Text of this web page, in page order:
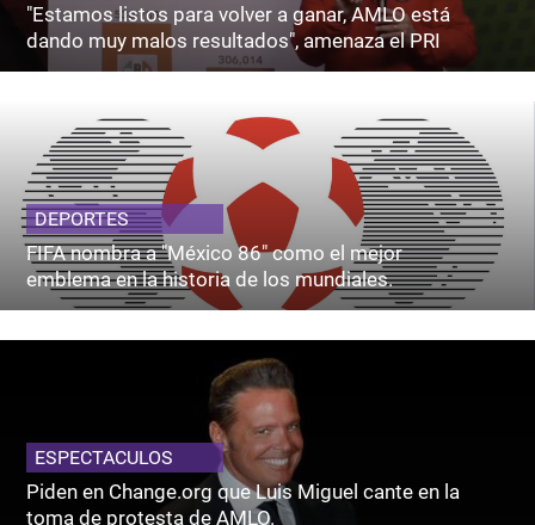
"Estamos listos para volver a ganar, AMLO está
dando muy malos resultados", amenaza el PRI
DEPORTES
FIFA nombra a "México 86" como el mejor
emblema en la historia de los mundiales.
ESPECTACULOS
Piden en Change.org que Luis Miguel cante en la
toma de protesta de AMLO.